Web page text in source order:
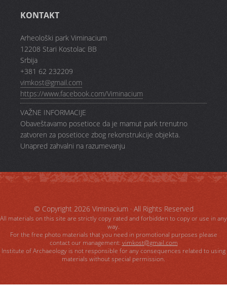
KONTAKT
Arheološki park Viminacium
12208 Stari Kostolac BB
Srbija
+381 62 232209
vimkost@gmail.com
https://www.facebook.com/Viminacium
VAŽNE INFORMACIJE
Obaveštavamo posetioce da je mamut park trenutno
zatvoren za posetioce zbog rekonstrukcije objekta.
Unapred zahvalni na razumevanju
© Copyright 2026 Viminacium· All Rights Reserved
All materials on this site are strictly copy rated and forbidden to copy or use in any
way.
For the free photo materials that you need in promotional purposes please
contact our management: vimkost@gmail.com
Institute of Archaeology is not responsible for any consequences related to using
materials without special permission.